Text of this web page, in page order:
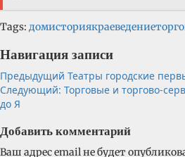
Tags: домисториякраеведение
Навигация записи
Предыдущий Театры городские
Следующий: Торговые и торгово-
до Я
Добавить комментарий
Ваш адрес email не будет